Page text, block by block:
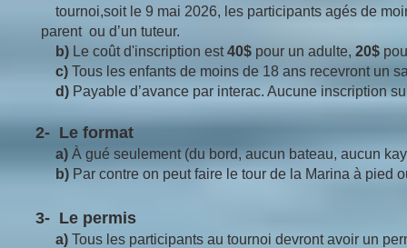
tournoi,soit le 9 mai 2026, les participants agés de
parent ou d’un tuteur.
b) Le coût d'inscription est40$ pour un adulte, 20$
c) Tous les enfants de moins de 18 ans recevront un
d) Payable d’avance par interac. Aucune inscription
2- Le format
a) À gué seulement (du bord, aucun bateau, aucun
b) Par contre on peut faire le tour de la Marina à pied
3- Le permis
a) Tous les participants au tournoi devront avoir un